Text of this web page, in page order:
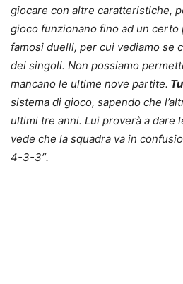
giocare con altre caratteristiche,
gioco funzionano fino ad un certo
famosi duelli, per cui vediamo se
dei singoli. Non possiamo
mancano le ultime nove partite.
sistema di gioco, sapendo che
ultimi tre anni. Lui proverà a dare
vede che la squadra va in
4-3-3″.